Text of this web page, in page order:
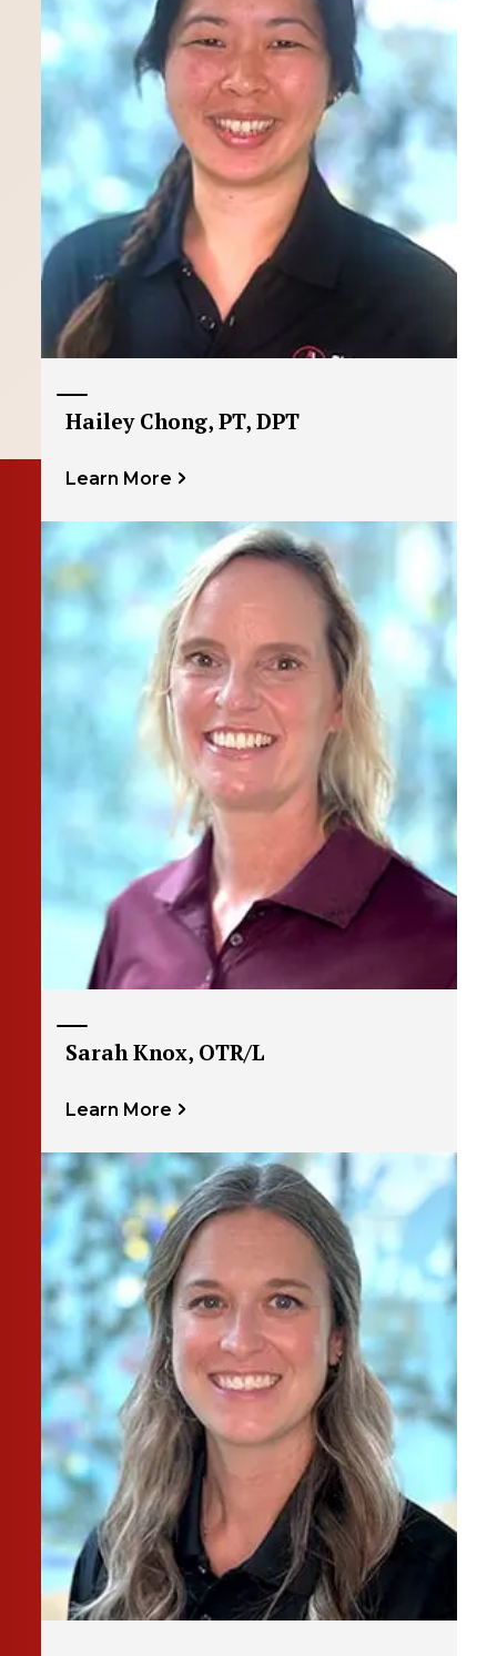
Hailey Chong, PT, DPT
Learn More
Sarah Knox, OTR/L
Learn More